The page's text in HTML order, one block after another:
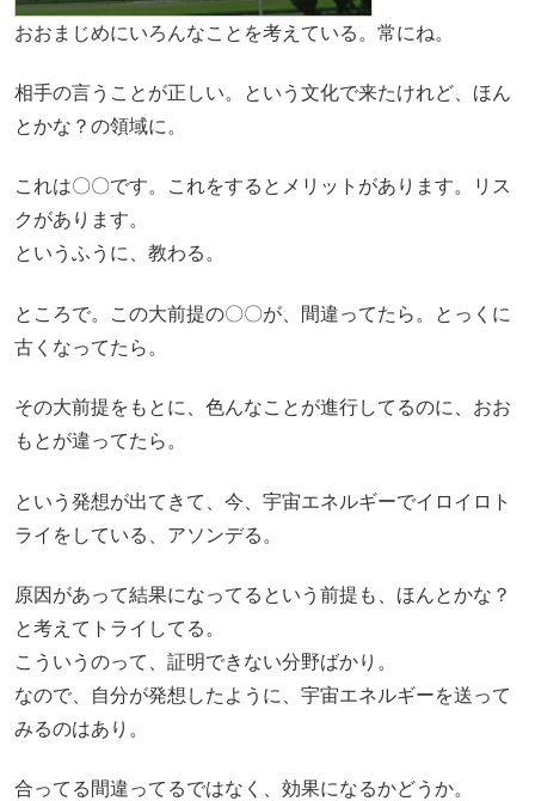
おおまじめにいろんなことを考えている。常にね。
相手の言うことが正しい。という文化で来たけれど、ほん
とかな？の領域に。
これは〇〇です。これをするとメリットがあります。リス
クがあります。
というふうに、教わる。
ところで。この大前提の〇〇が、間違ってたら。とっくに
古くなってたら。
その大前提をもとに、色んなことが進行してるのに、おお
もとが違ってたら。
という発想が出てきて、今、宇宙エネルギーでイロイロト
ライをしている、アソンデる。
原因があって結果になってるという前提も、ほんとかな？
と考えてトライしてる。
こういうのって、証明できない分野ばかり。
なので、自分が発想したように、宇宙エネルギーを送って
みるのはあり。
合ってる間違ってるではなく、効果になるかどうか。